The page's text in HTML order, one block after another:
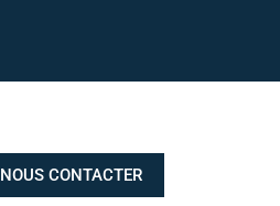
NOUS CONTACTER